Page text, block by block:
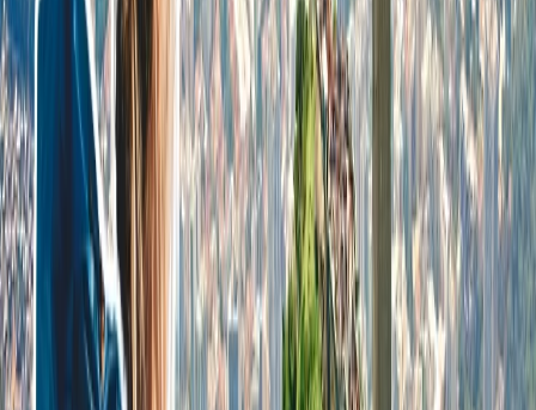
¿Puedo solicitar el reembolso a través de
modo online?
Sí, usted puede solicitar el reembolso desde línea aérea por seguir
los pasos que están mencionadas en abajo.
Al primer lugar, usted tiene que abrir el sitio web oficial de la
línea aérea en que usted ha cancelado su billete, o descargar la
aplicación desde App Store, o Play Store, si está disponible.
Sin embargo, luego, buscar la opción de Gestionar mis viajes.
Al llegar aquí, proveer los credenciales, como el código de la
reserva, y su apellido, etcétera, para proceder.
Ahora, usted puede ver el formulario de reembolso.
Justo llenarla y enviar a línea aérea.
En unos días laborales, usted recibirá el reembolso desde línea
aérea.